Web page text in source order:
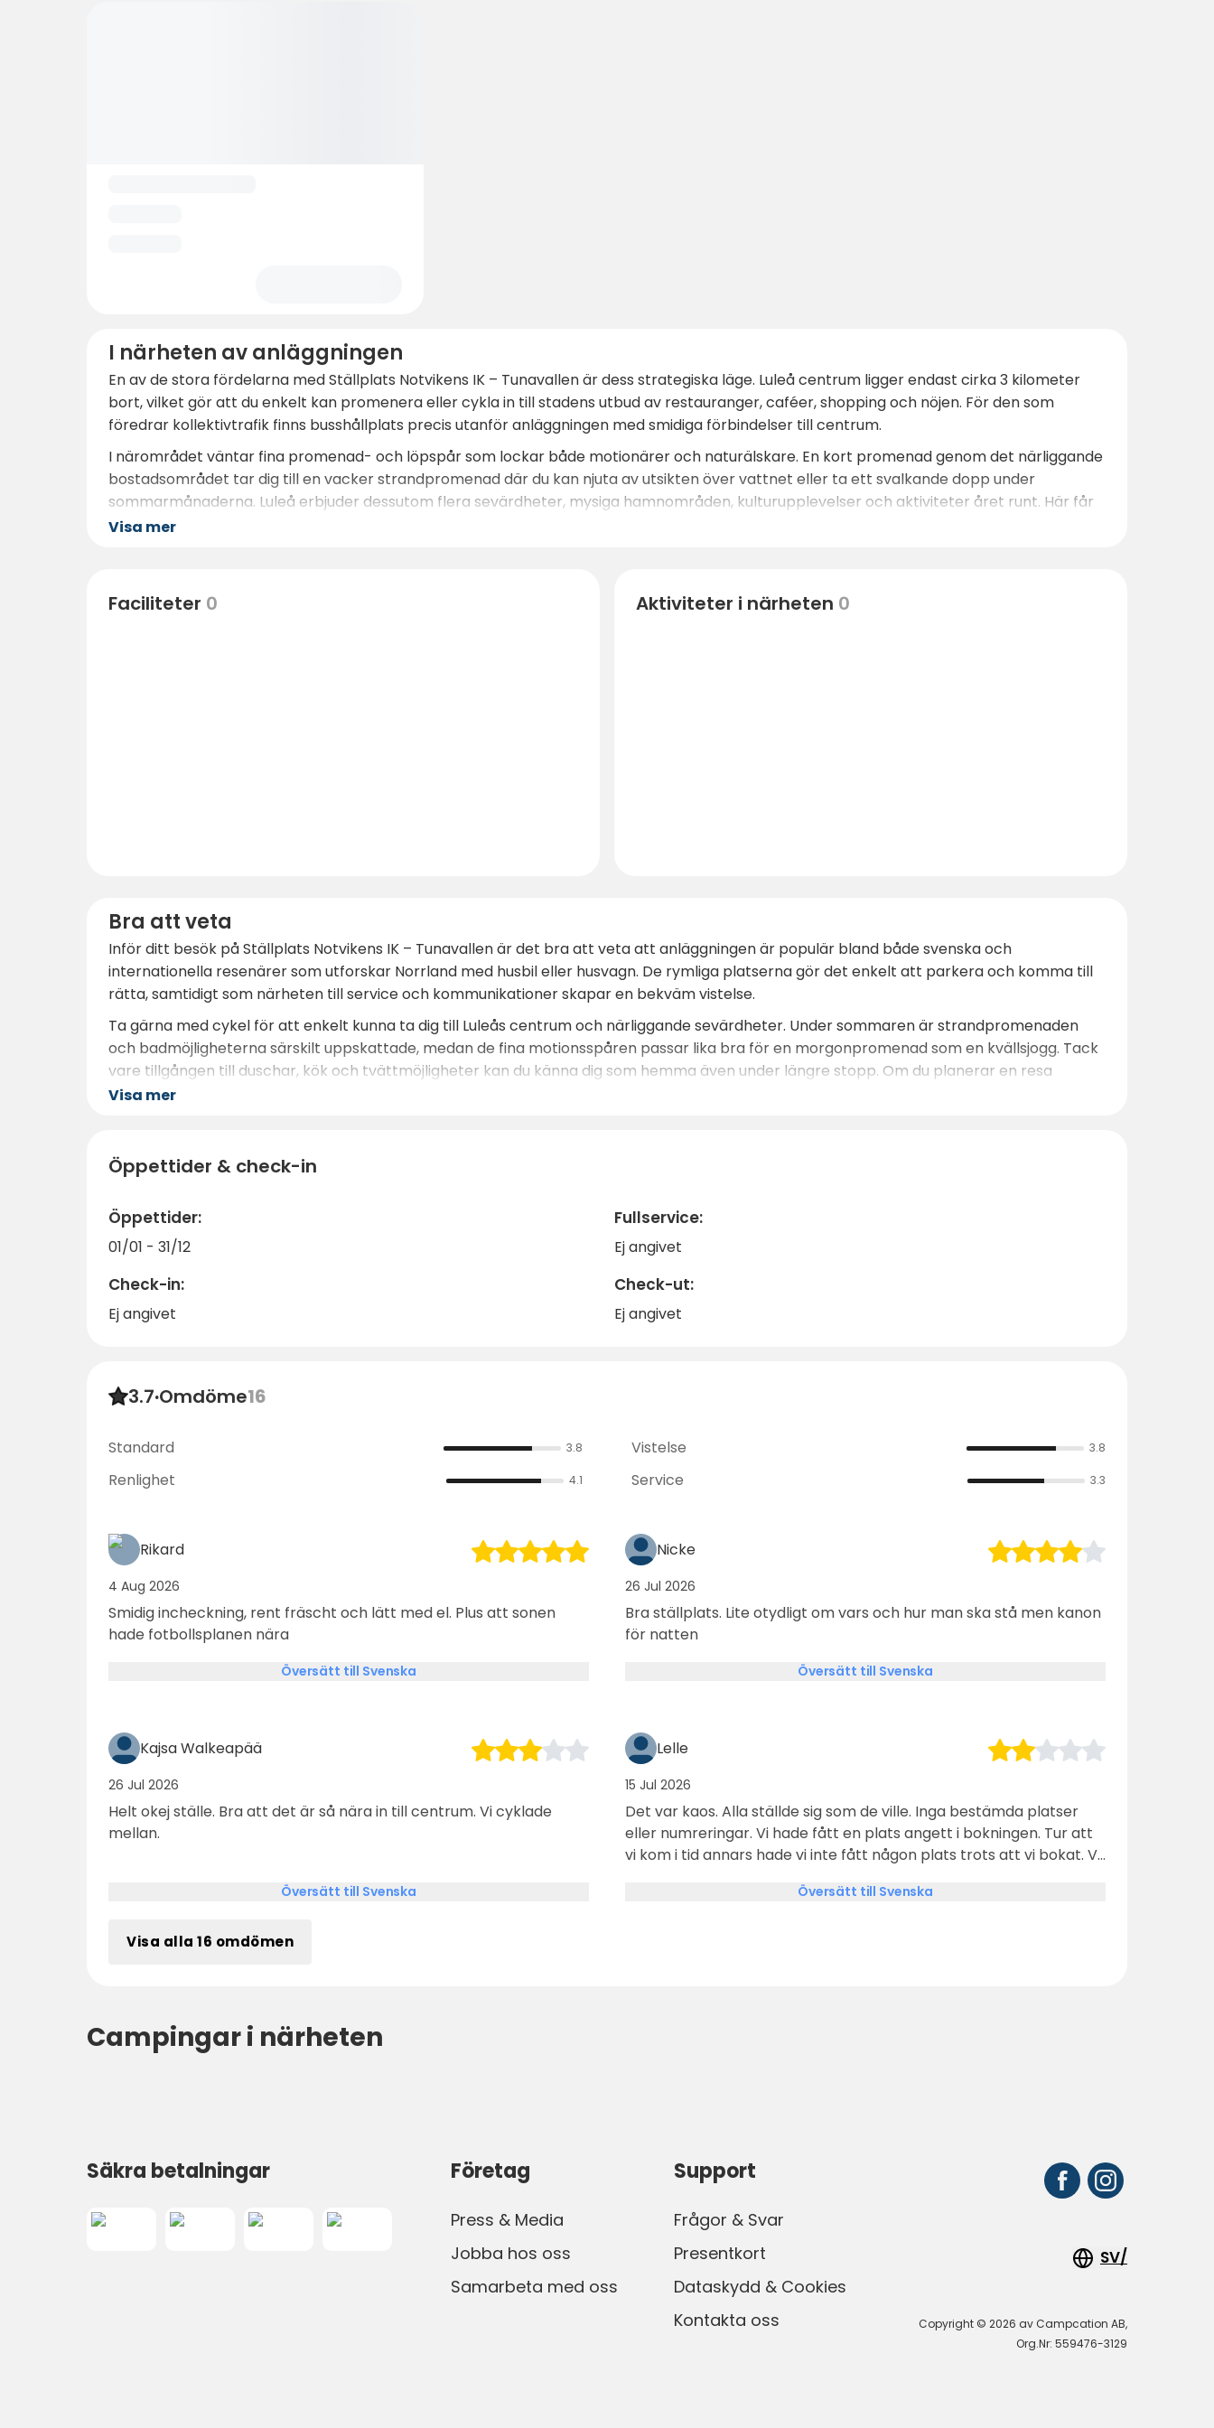
I närheten av anläggningen
En av de stora fördelarna med Ställplats Notvikens IK – Tunavallen är dess strategiska läge. Luleå centrum ligger endast cirka 3 kilometer
bort, vilket gör att du enkelt kan promenera eller cykla in till stadens utbud av restauranger, caféer, shopping och nöjen. För den som
föredrar kollektivtrafik finns busshållplats precis utanför anläggningen med smidiga förbindelser till centrum.
I närområdet väntar fina promenad- och löpspår som lockar både motionärer och naturälskare. En kort promenad genom det närliggande
bostadsområdet tar dig till en vacker strandpromenad där du kan njuta av utsikten över vattnet eller ta ett svalkande dopp under
sommarmånaderna. Luleå erbjuder dessutom flera sevärdheter, mysiga hamnområden, kulturupplevelser och aktiviteter året runt. Här får
du en perfekt kombination av stadspuls, friluftsliv och norrländsk charm.
Visa mer
Faciliteter 0 Aktiviteter i närheten 0
Bra att veta
Inför ditt besök på Ställplats Notvikens IK – Tunavallen är det bra att veta att anläggningen är populär bland både svenska och
internationella resenärer som utforskar Norrland med husbil eller husvagn. De rymliga platserna gör det enkelt att parkera och komma till
rätta, samtidigt som närheten till service och kommunikationer skapar en bekväm vistelse.
Ta gärna med cykel för att enkelt kunna ta dig till Luleås centrum och närliggande sevärdheter. Under sommaren är strandpromenaden
och badmöjligheterna särskilt uppskattade, medan de fina motionsspåren passar lika bra för en morgonpromenad som en kvällsjogg. Tack
vare tillgången till duschar, kök och tvättmöjligheter kan du känna dig som hemma även under längre stopp. Om du planerar en resa
genom norra Sverige är det klokt att boka i god tid, särskilt under högsäsong när många söker efter välbelägna ställplatser nära Luleå. Här
Visa mer
Öppettider & check-in
Öppettider:
01/01 - 31/12
Fullservice:
Ej angivet
Check-in:
Ej angivet
Check-ut:
Ej angivet
3.7·Omdöme16
Standard 3.8 Vistelse 3.8
Renlighet 4.1 Service 3.3
Rikard
4 Aug 2026
Smidig incheckning, rent fräscht och lätt med el. Plus att sonen
hade fotbollsplanen nära
Översätt till Svenska
Nicke
26 Jul 2026
Bra ställplats. Lite otydligt om vars och hur man ska stå men kanon
för natten
Översätt till Svenska
Kajsa Walkeapää
26 Jul 2026
Helt okej ställe. Bra att det är så nära in till centrum. Vi cyklade
mellan.
Översätt till Svenska
Lelle
15 Jul 2026
Det var kaos. Alla ställde sig som de ville. Inga bestämda platser
eller numreringar. Vi hade fått en plats angett i bokningen. Tur att
vi kom i tid annars hade vi inte fått någon plats trots att vi bokat. Vi
så vi inte kunde komma ut. Det fanns ingen kontroll från
Översätt till Svenska
Visa alla 16 omdömen
Campingar i närheten
Säkra betalningar Företag
Press & Media
Jobba hos oss
Samarbeta med oss
Support
Frågor & Svar
Presentkort
Dataskydd & Cookies
Kontakta oss
SV/
Copyright © 2026 av Campcation AB,
Org.Nr: 559476-3129